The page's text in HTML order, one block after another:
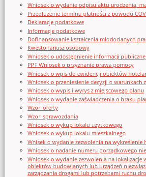
Wniosek o wydanie odpisu aktu urodzenia,
Przedłużenie terminu płatności z powodu
Deklaracje podatkowe
Informacje podatkowe
Dofinansowanie kształcenia młodocianych
Kwestonariusz osobowy
Wniosek o udostępnienie informacji publicznej
PPF Wniosek o przyznanie prawa pomocy
Wniosek o wpis do ewidencji obiektów
Wniosek o przeniesienie decyzji o warunkach
Wniosek o wypis i wyrys z miejscowego planu
Wniosek o wydanie zaświadczenia o braku
Wzor_oferty
Wzor_sprawozdania
Wniosek o wykup lokalu użytkowego
Wniosek o wykup lokalu mieszkalnego
Wnisek o wydanie zezwolenia na wykreślenie
Wniosek o nadanie numeru porządkowego
Wniosek o wydanie zezwolenia na lokalizację
obiektów budowlanych lub urządzeń
zarządzania drogami lub potrzebami ruchu